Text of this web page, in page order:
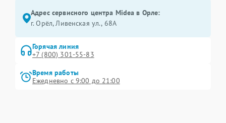
Адрес сервисного центра Midea в Орле:
г. Орёл, Ливенская ул., 68А
Горячая линия
+7 (800) 301-55-83
Время работы
Ежедневно с 9:00 до 21:00